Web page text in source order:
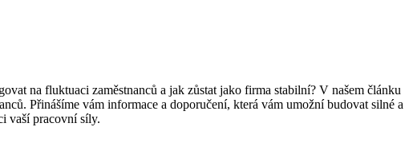
na fluktuaci zaměstnanců a jak zůstat jako firma stabilní? V našem článku
Přinášíme vám informace a doporučení, která vám umožní budovat silné a
vaší pracovní síly.